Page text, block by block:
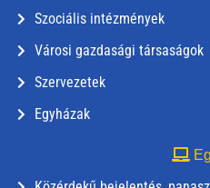
Szociális intézmények
Városi gazdasági társaságok
Szervezetek
Egyházak